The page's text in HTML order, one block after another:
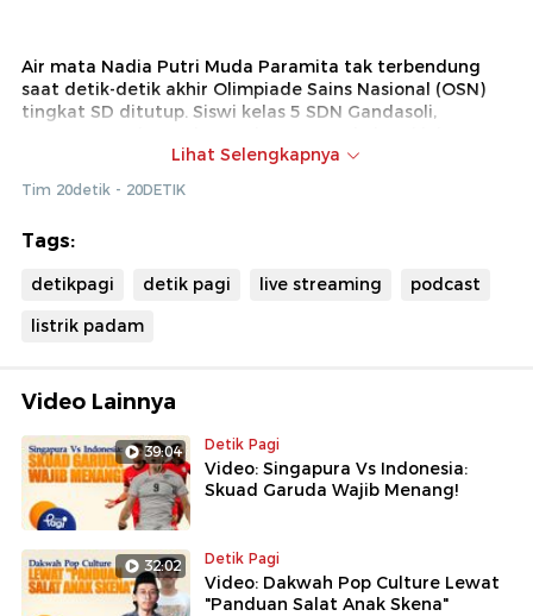
Air mata Nadia Putri Muda Paramita tak terbendung
saat detik-detik akhir Olimpiade Sains Nasional (OSN)
tingkat SD ditutup. Siswi kelas 5 SDN Gandasoli,
terpaksa mengubur mimpi emasnya dalam-dalam akibat
mati lampu. Simak laporan reporter kami untuk
informasi selengkapnya!
Lihat Selengkapnya
Tim 20detik - 20DETIK
Tags:
detikpagi detik pagi live streaming
podcast
listrik padam
Video Lainnya
39:04 Detik Pagi
Video: Singapura Vs Indonesia:
Skuad Garuda Wajib Menang!
32:02 Detik Pagi
Video: Dakwah Pop Culture Lewat
"Panduan Salat Anak Skena"